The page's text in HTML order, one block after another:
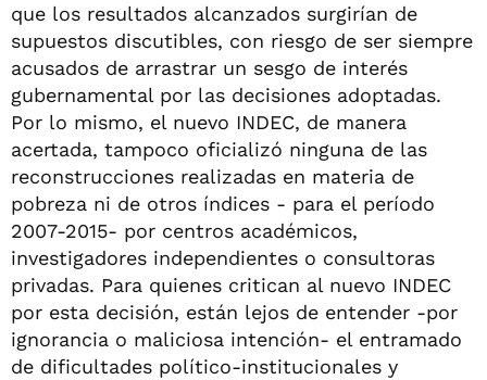
que los resultados alcanzados surgirían de
supuestos discutibles, con riesgo de ser siempre
acusados de arrastrar un sesgo de interés
gubernamental por las decisiones adoptadas.
Por lo mismo, el nuevo INDEC, de manera
acertada, tampoco oficializó ninguna de las
reconstrucciones realizadas en materia de
pobreza ni de otros índices - para el período
2007-2015- por centros académicos,
investigadores independientes o consultoras
privadas. Para quienes critican al nuevo INDEC
por esta decisión, están lejos de entender -por
ignorancia o maliciosa intención- el entramado
de dificultades político-institucionales y